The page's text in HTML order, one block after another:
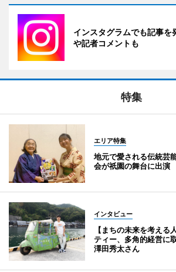
インスタグラムでも記事を
や記者コメントも
特集
エリア特集
地元で愛される伝統
会が祇園の舞台に出演
インタビュー
【まちの未来を考える
ティー、多角的経営に
澤田秀太さん